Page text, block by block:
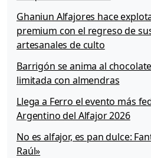
Ghaniun Alfajores hace
premium con el regreso de
artesanales de culto
Barrigón se anima al
limitada con almendras
Llega a Ferro el evento más
Argentino del Alfajor 2026
No es alfajor, es pan dulce:
Raúl»